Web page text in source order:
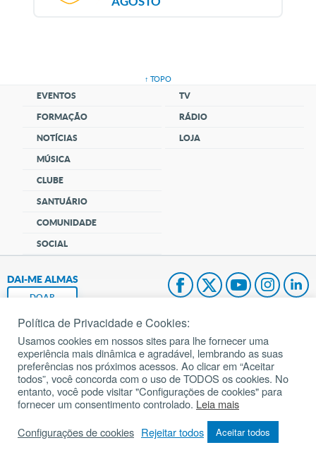
↑ TOPO
EVENTOS
FORMAÇÃO
NOTÍCIAS
MÚSICA
CLUBE
SANTUÁRIO
COMUNIDADE
SOCIAL
TV
RÁDIO
LOJA
DAI-ME ALMAS
DOAR
Fundação João Paulo II
Pedido de Oração
Mapa do site
Todos os direitos reservados.
Política de Privacidade e Cookies:
Usamos cookies em nossos sites para lhe fornecer uma
experiência mais dinâmica e agradável, lembrando as suas
preferências nos próximos acessos. Ao clicar em “Aceitar
todos”, você concorda com o uso de TODOS os cookies. No
entanto, você pode visitar "Configurações de cookies" para
fornecer um consentimento controlado. Leia mais
Configurações de cookies Rejeitar todos Aceitar todos